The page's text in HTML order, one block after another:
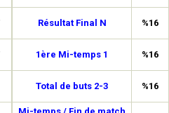
Résultat Final N %16
1ère Mi-temps 1 %16
Total de buts 2-3 %16